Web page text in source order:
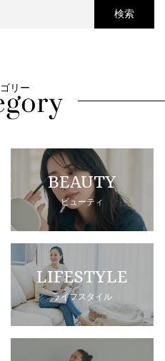
検索
リー
BEAUTY
ビューティ
LIFESTYLE
ライフスタイル